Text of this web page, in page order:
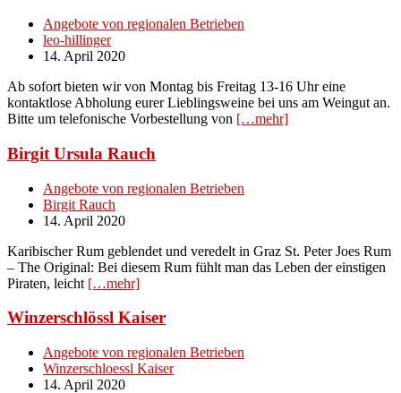
Angebote von regionalen Betrieben
leo-hillinger
14. April 2020
Ab sofort bieten wir von Montag bis Freitag 13-16 Uhr eine
kontaktlose Abholung eurer Lieblingsweine bei uns am Weingut an.
Bitte um telefonische Vorbestellung von […mehr]
Birgit Ursula Rauch
Angebote von regionalen Betrieben
Birgit Rauch
14. April 2020
Karibischer Rum geblendet und veredelt in Graz St. Peter Joes Rum
– The Original: Bei diesem Rum fühlt man das Leben der einstigen
Piraten, leicht […mehr]
Winzerschlössl Kaiser
Angebote von regionalen Betrieben
Winzerschloessl Kaiser
14. April 2020